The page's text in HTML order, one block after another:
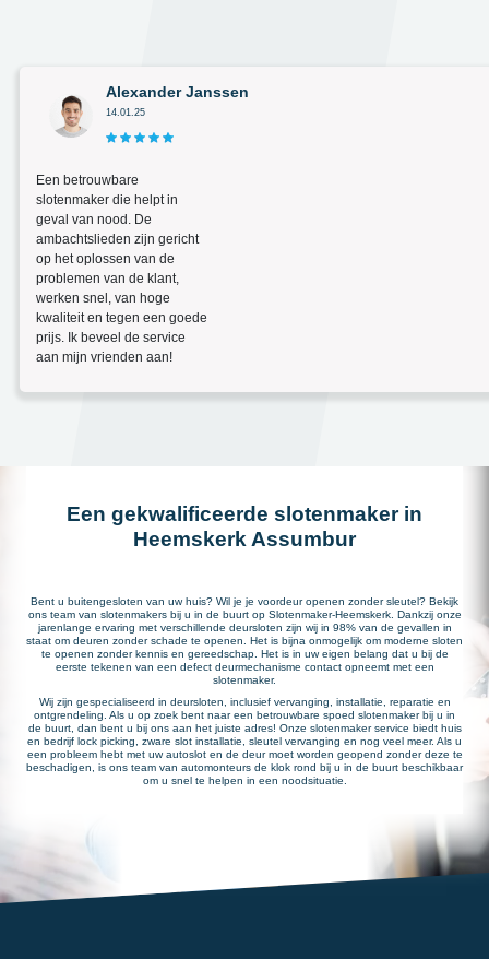
Alexander Janssen
14.01.25
Een betrouwbare
slotenmaker die helpt in
geval van nood. De
ambachtslieden zijn gericht
op het oplossen van de
problemen van de klant,
werken snel, van hoge
kwaliteit en tegen een goede
prijs. Ik beveel de service
aan mijn vrienden aan!
Een gekwalificeerde slotenmaker in
Heemskerk Assumbur
Bent u buitengesloten van uw huis? Wil je je voordeur openen zonder sleutel? Bekijk
ons team van slotenmakers bij u in de buurt op Slotenmaker-Heemskerk. Dankzij onze
jarenlange ervaring met verschillende deursloten zijn wij in 98% van de gevallen in
staat om deuren zonder schade te openen. Het is bijna onmogelijk om moderne sloten
te openen zonder kennis en gereedschap. Het is in uw eigen belang dat u bij de
eerste tekenen van een defect deurmechanisme contact opneemt met een
slotenmaker.
Wij zijn gespecialiseerd in deursloten, inclusief vervanging, installatie, reparatie en
ontgrendeling. Als u op zoek bent naar een betrouwbare spoed slotenmaker bij u in
de buurt, dan bent u bij ons aan het juiste adres! Onze slotenmaker service biedt huis
en bedrijf lock picking, zware slot installatie, sleutel vervanging en nog veel meer. Als u
een probleem hebt met uw autoslot en de deur moet worden geopend zonder deze te
beschadigen, is ons team van automonteurs de klok rond bij u in de buurt beschikbaar
om u snel te helpen in een noodsituatie.